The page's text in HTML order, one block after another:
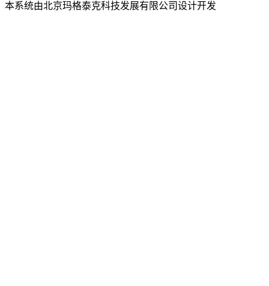
本系统由北京玛格泰克科技发展有限公司设计开发